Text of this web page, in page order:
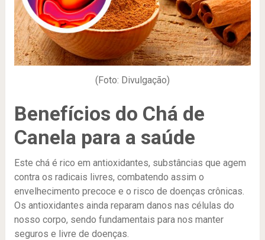
(Foto: Divulgação)
Benefícios do Chá de
Canela para a saúde
Este chá é rico em antioxidantes, substâncias que agem
contra os radicais livres, combatendo assim o
envelhecimento precoce e o risco de doenças crônicas.
Os antioxidantes ainda reparam danos nas células do
nosso corpo, sendo fundamentais para nos manter
seguros e livre de doenças.